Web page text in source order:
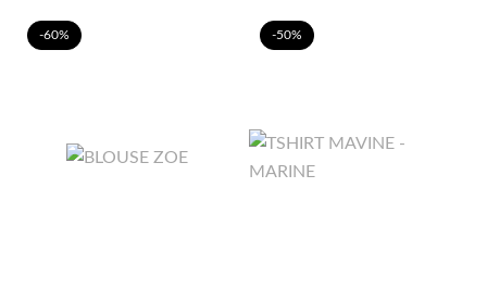
-60% -50%